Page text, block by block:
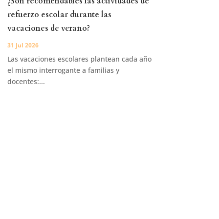
refuerzo escolar durante las
vacaciones de verano?
31 Jul 2026
Las vacaciones escolares plantean cada año
el mismo interrogante a familias y
docentes:...